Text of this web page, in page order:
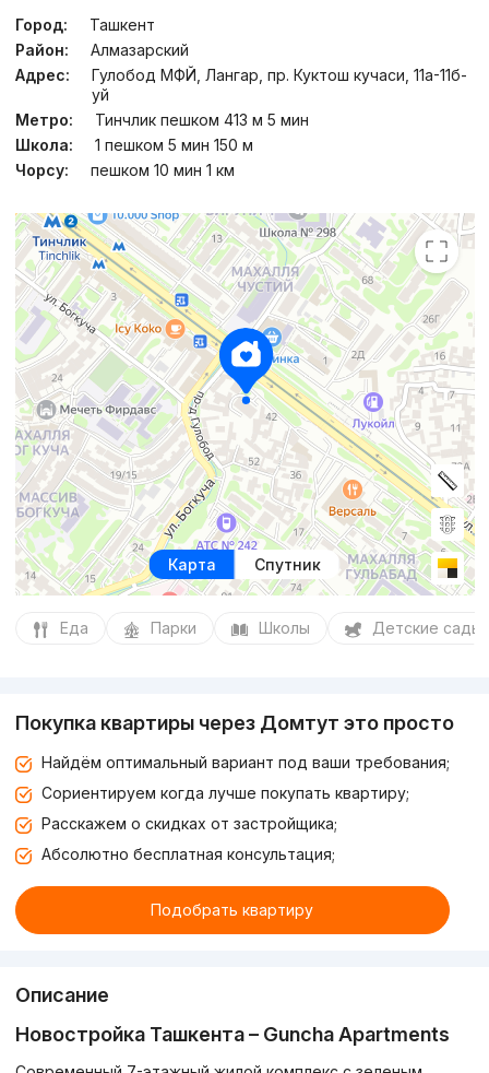
Город:
Ташкент
Район:
Алмазарский
Адрес:
Гулобод МФЙ, Лангар, пр. Куктош кучаси, 11а-11б-
уй
Метро:
Тинчлик пешком 413 м 5 мин
Школа:
1 пешком 5 мин 150 м
Чорсу:
пешком 10 мин 1 км
Карта Спутник
Еда Парки Школы Детские сады
Покупка квартиры через Домтут это просто
Найдём оптимальный вариант под ваши требования;
Сориентируем когда лучше покупать квартиру;
Расскажем о скидках от застройщика;
Абсолютно бесплатная консультация;
Подобрать квартиру
Описание
Новостройка Ташкента – Guncha Apartments